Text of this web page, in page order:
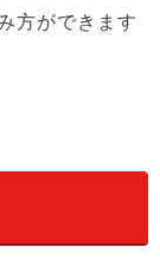
方ができます